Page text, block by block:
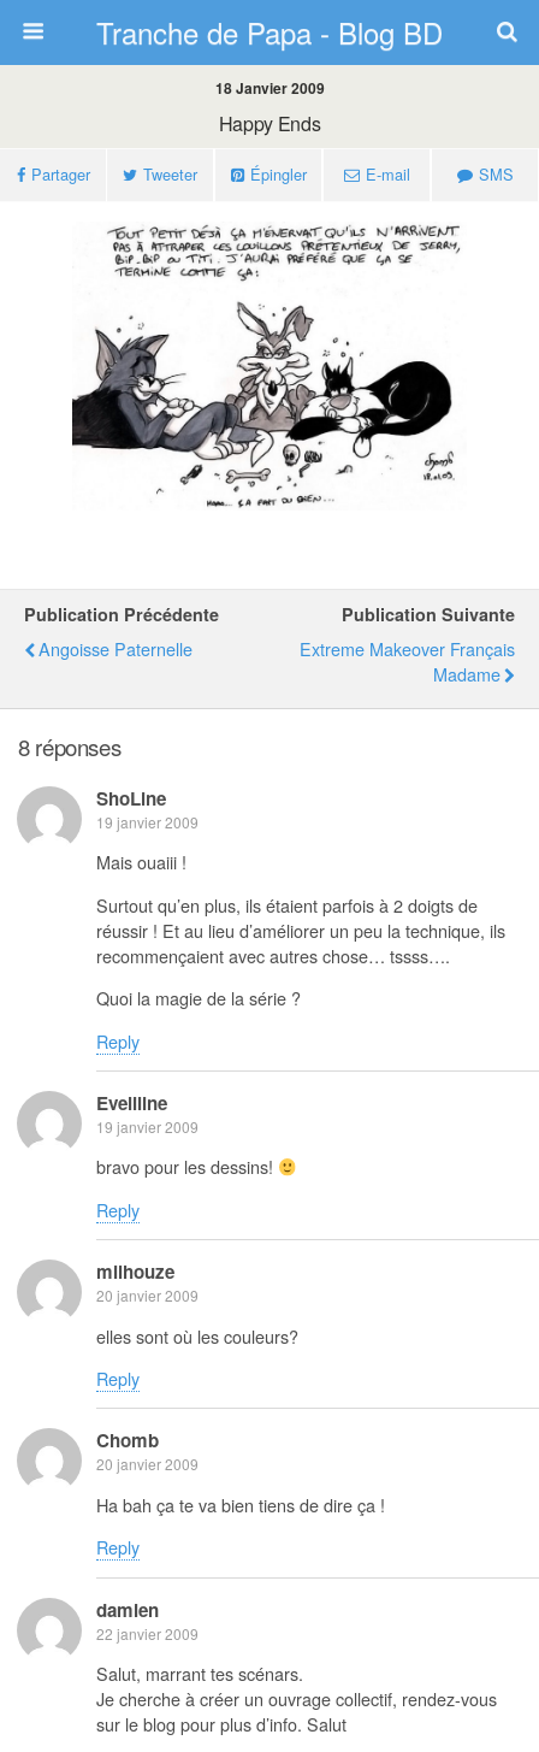
Tranche de Papa - Blog BD
18 Janvier 2009
Happy Ends
Partager Tweeter Épingler E-mail SMS
Publication Précédente
Angoisse Paternelle
Publication Suivante
Extreme Makeover Français
Madame
8 réponses
ShoLine
19 janvier 2009
Mais ouaiii !
Surtout qu’en plus, ils étaient parfois à 2 doigts de
réussir ! Et au lieu d’améliorer un peu la technique, ils
recommençaient avec autres chose… tssss….
Quoi la magie de la série ?
Reply
Eveliline
19 janvier 2009
bravo pour les dessins!
Reply
milhouze
20 janvier 2009
elles sont où les couleurs?
Reply
Chomb
20 janvier 2009
Ha bah ça te va bien tiens de dire ça !
Reply
damien
22 janvier 2009
Salut, marrant tes scénars.
Je cherche à créer un ouvrage collectif, rendez-vous
sur le blog pour plus d’info. Salut